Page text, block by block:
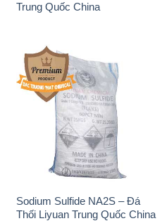
Trung Quốc China
Sodium Sulfide NA2S – Đá
Thối Liyuan Trung Quốc China